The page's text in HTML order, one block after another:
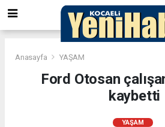
Anasayfa YAŞAM
Ford Otosan
kaybetti
YAŞAM